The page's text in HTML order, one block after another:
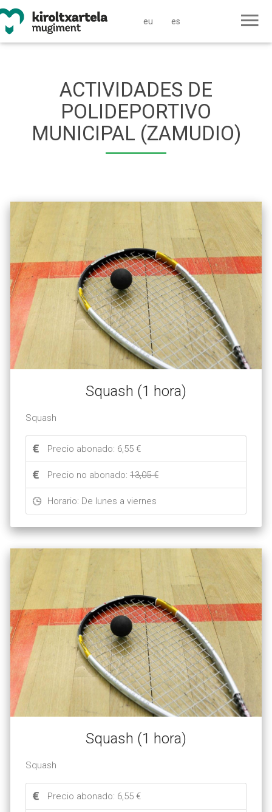
eu es
ACTIVIDADES DE
POLIDEPORTIVO
MUNICIPAL (ZAMUDIO)
Squash (1 hora)
Squash
Precio abonado: 6,55 €
Precio no abonado: 13,05 €
Horario: De lunes a viernes
Squash (1 hora)
Squash
Precio abonado: 6,55 €